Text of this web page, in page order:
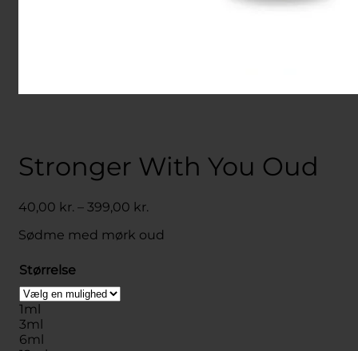
Stronger With You Oud
40,00 kr. – 399,00 kr.
til
Sødme med mørk oud
Størrelse
1ml
3ml
6ml